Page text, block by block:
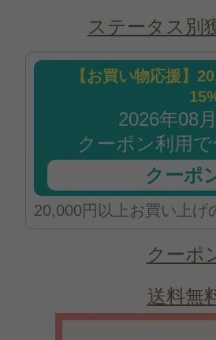
ステータス別
【お買い物応援】
2026年08
クーポン利用
クーポ
20,000円以上お買い上げ
クーポ
送料無